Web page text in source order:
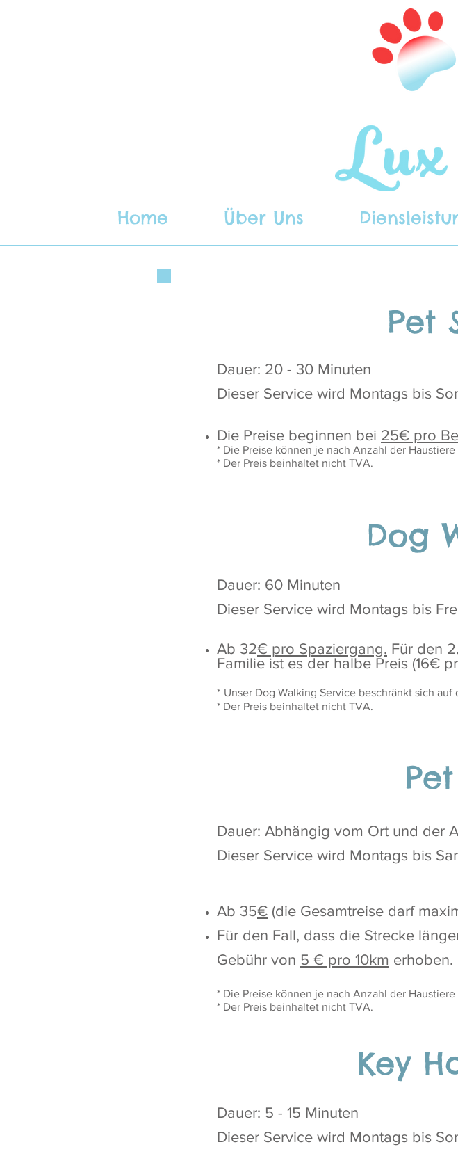
Home Über Uns
Pet
Dauer: 20 - 30 Minuten
Dieser Service wird Montags bis
Die Preise beginnen bei 25€ pro
* Die Preise können je nach Anzahl der
* Der Preis beinhaltet nicht TVA.
Dog
Dauer: 60 Minuten
Dieser Service wird Montags bis
Ab 32€ pro Spaziergang. Für den
Familie ist es der halbe Preis (16€
* Unser Dog Walking Service beschränkt sich
* Der Preis beinhaltet nicht TVA.
Dauer: Abhängig vom Ort und der
Dieser Service wird Montags bis
Ab 35€ (die Gesamtreise darf
Für den Fall, dass die Strecke
Gebühr von 5 € pro 10km erhoben.
* Die Preise können je nach Anzahl der
* Der Preis beinhaltet nicht TVA.
Key
Dauer: 5 - 15 Minuten
Dieser Service wird Montags bis